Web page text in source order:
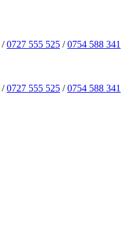
/0727 555 525 /0754 588 341
/0727 555 525 /0754 588 341